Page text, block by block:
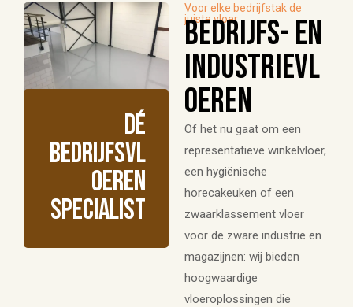
Dé
bedrijfsvl
oeren
specialist
Voor elke bedrijfstak de
juiste vloer
Bedrijfs- en
industrievl
oeren
Of het nu gaat om een
representatieve winkelvloer,
een hygiënische
horecakeuken of een
zwaarklassement vloer
voor de zware industrie en
magazijnen: wij bieden
hoogwaardige
vloeroplossingen die